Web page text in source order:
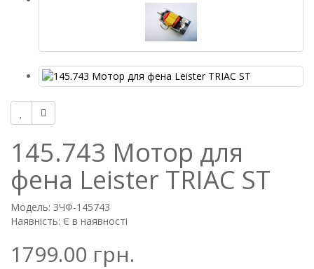
145.743 Мотор для
фена Leister TRIAC ST
Модель: ЗЧФ-145743
Наявність: Є в наявності
1799.00 грн.